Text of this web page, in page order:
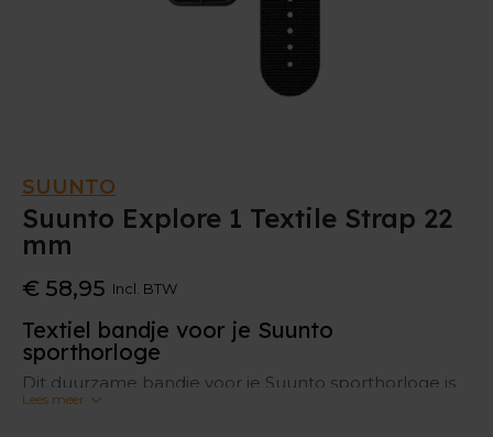
SUUNTO
Suunto Explore 1 Textile Strap 22
mm
€ 58,95 Incl. BTW
Textiel bandje voor je Suunto
sporthorloge
Dit duurzame bandje voor je Suunto sporthorloge is
perfect geschikt voor sportieve buitenactiviteiten.
Lees meer